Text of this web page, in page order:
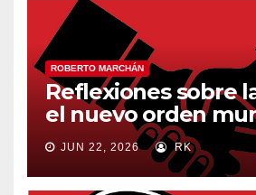
ROBERTO MARCHÁN
Reflexiones sobre
el nuevo orden
JUN 22, 2026 RK